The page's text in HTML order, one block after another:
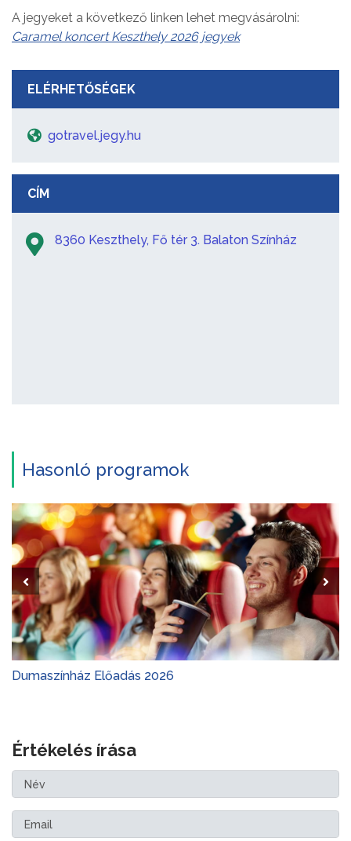
A jegyeket a következő linken lehet megvásárolni:
Caramel koncert Keszthely 2026 jegyek
ELÉRHETŐSÉGEK
gotravel.jegy.hu
CÍM
8360 Keszthely, Fő tér 3. Balaton Színház
Hasonló programok
Dumaszínház Előadás 2026
Értékelés írása